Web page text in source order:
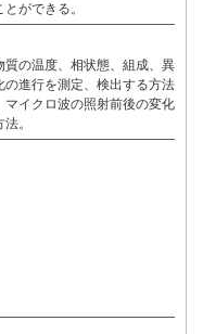
ができる。
の温度、相状態、組成、異
進行を測定、検出する方法
イクロ波の照射前後の変化
。